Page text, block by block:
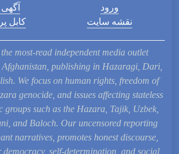
کابل
ورود
نقشه سایت
most-read independent media outlet
publishing in Hazaragi, Dari,
We focus on human rights, freedom of
genocide, and issues affecting stateless
groups such as the Hazara, Tajik, Uzbek,
and Baloch. Our uncensored reporting
narratives, promotes honest discourse,
democracy, self-determination, and social